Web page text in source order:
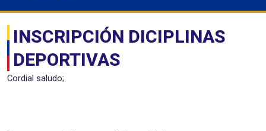
INSCRIPCIÓN DICIPLINAS
DEPORTIVAS
Cordial saludo;